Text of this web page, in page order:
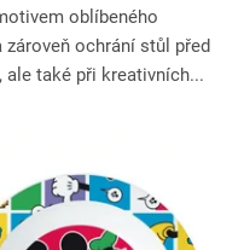
oblíbeného
ochrání stůl před
také při kreativních...